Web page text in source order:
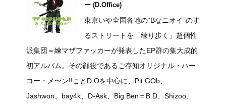
ー (D.Office)
東京いや全国各地の“Bなニオイ”のす
るストリートを「練り歩く」超個性
派集団＝練マザファッカーが発表したEP群の集大成的
初アルバム。その顔役であるご存知オリジナル・ハー
コー・メ〜ン!!ことD.Oを中心に、Pit GOb、
Jashwon、bay4k、D-Ask、Big Ben＝B.D、Shizoo、